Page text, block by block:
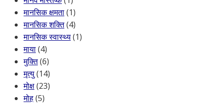
मानसिक क्षमता(1)
मानसिक शक्ति(4)
मानसिक स्वास्थ्य(1)
माया(4)
मुक्ति(6)
मृत्यु(14)
मोक्ष(23)
मोह(5)